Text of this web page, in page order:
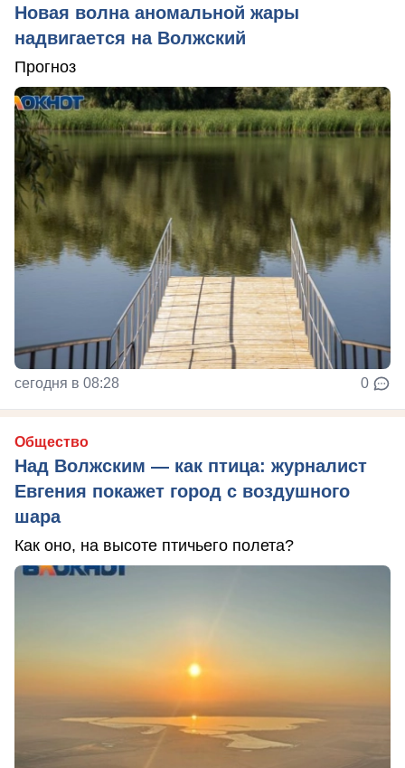
Новая волна аномальной жары
надвигается на Волжский
Прогноз
сегодня в 08:28 0
Общество
Над Волжским — как птица: журналист
Евгения покажет город с воздушного
шара
Как оно, на высоте птичьего полета?